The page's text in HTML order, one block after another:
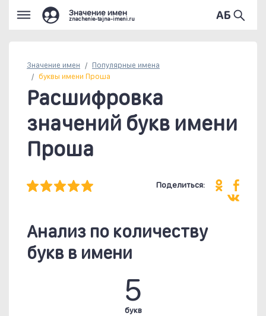
Значение имен
znachenie-tajna-imeni.ru
Значение имен Популярные имена
буквы имени Проша
Расшифровка
значений букв имени
Проша
Поделиться:
Анализ по количеству
букв в имени
5
букв